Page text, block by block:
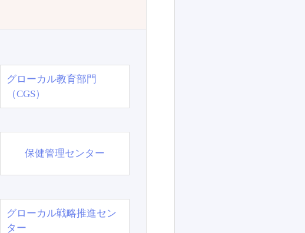
グローカル教育部門
（CGS）
保健管理センター
グローカル戦略推進セン
ター